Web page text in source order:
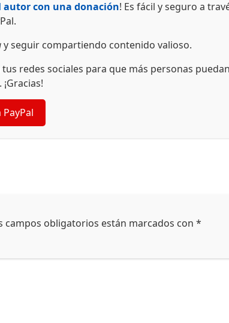
autor con una donación! Es fácil y seguro a
y seguir compartiendo contenido valioso.
redes sociales para que más personas
campos obligatorios están marcados con*